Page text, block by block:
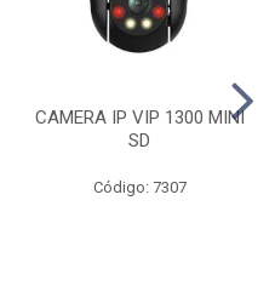
CAMERA IP VIP 1300 MINI
SD
Código: 7307